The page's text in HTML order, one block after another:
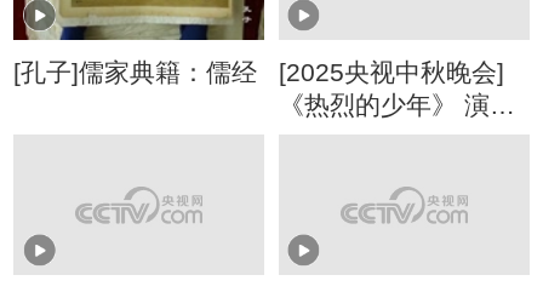
[孔子]儒家典籍：儒经
[2025央视中秋晚会]
《热烈的少年》 演
唱：张英席 王凯 蔡程